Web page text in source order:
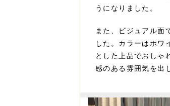
うになりました。
また、ビジュアル面
した。カラーはホワ
とした上品でおしゃ
感のある雰囲気を出